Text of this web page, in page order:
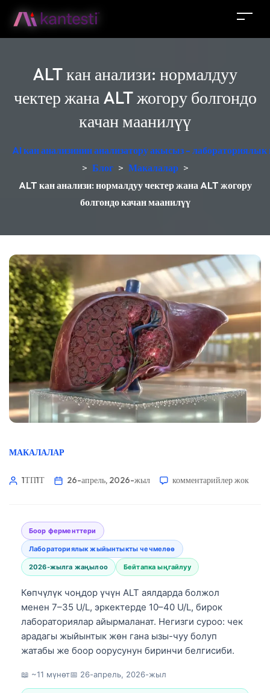
ALT кан анализи: нормалдуу
чектер жана ALT жогору болгондо
качан маанилүү
AI кан анализинин анализатору акысыз -
> Блог > Макалалар >
ALT кан анализи: нормалдуу чектер жана ALT жогору
болгондо качан маанилүү
МАКАЛАЛАР
1ТП1Т 26-апрель, 2026-жыл комментарийлер жок
Боор ферменттери
Лабораториялык жыйынтыкты чечмелөө
2026-жылга жаңылоо Бейтапка ыңгайлуу
Көпчүлүк чоңдор үчүн ALT аялдарда болжол
менен 7–35 U/L, эркектерде 10–40 U/L, бирок
лабораториялар айырмаланат. Негизги суроо: чек
арадагы жыйынтык жөн гана ызы-чуу болуп
жатабы же боор оорусунун биринчи белгисиби.
📖 ~11 мүнөт📅 26-апрель, 2026-жыл